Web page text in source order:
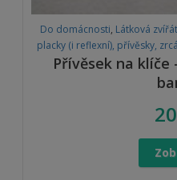
Do domácnosti, Látková
placky (i reflexní), přívěsky,
Přívěsek na
20